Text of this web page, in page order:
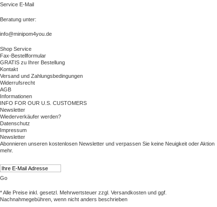
Service E-Mail
Beratung unter:
info@minipom4you.de
Shop Service
Fax-Bestellformular
GRATIS zu Ihrer Bestellung
Kontakt
Versand und Zahlungsbedingungen
Widerrufsrecht
AGB
Informationen
INFO FOR OUR U.S. CUSTOMERS
Newsletter
Wiederverkäufer werden?
Datenschutz
Impressum
Newsletter
Abonnieren unseren kostenlosen Newsletter und verpassen Sie keine Neuigkeit oder Aktion
mehr.
Go
* Alle Preise inkl. gesetzl. Mehrwertsteuer zzgl. Versandkosten und ggf.
Nachnahmegebühren, wenn nicht anders beschrieben